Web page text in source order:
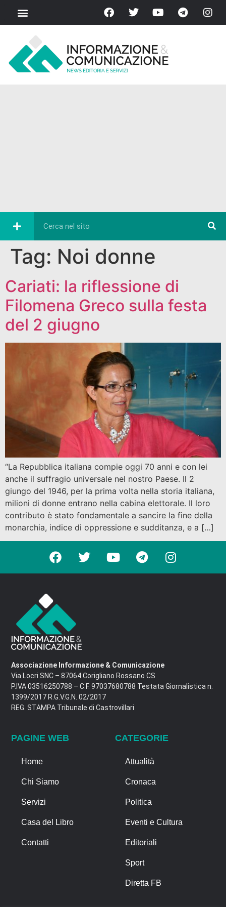
Tag: Noi donne
Cariati: la riflessione di
Filomena Greco sulla festa
del 2 giugno
“La Repubblica italiana compie oggi 70 anni e con lei
anche il suffragio universale nel nostro Paese. Il 2
giungo del 1946, per la prima volta nella storia italiana,
milioni di donne entrano nella cabina elettorale. Il loro
contributo è stato fondamentale a sancire la fine della
monarchia, indice di oppressione e sudditanza, e a […]
Associazione Informazione & Comunicazione
Via Locri SNC – 87064 Corigliano Rossano CS
P.IVA 03516250788 – C.F. 97037680788 Testata Giornalistica n.
1399/2017 R.G.V.G.N. 02/2017
REG. STAMPA Tribunale di Castrovillari
PAGINE WEB
Home
Chi Siamo
Servizi
Casa del Libro
Contatti
CATEGORIE
Attualità
Cronaca
Politica
Eventi e Cultura
Editoriali
Sport
Diretta FB